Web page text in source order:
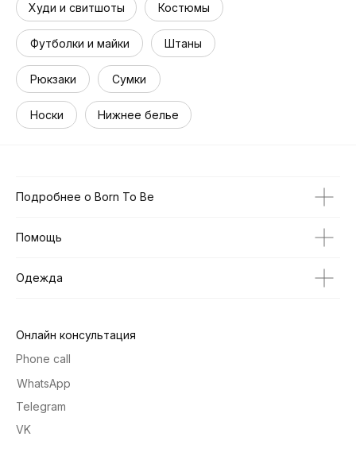
Худи и свитшоты
Футболки и майки Штаны
Костюмы
Рюкзаки Сумки
Носки Нижнее белье
Подробнее о Born To Be
Помощь
Одежда
Онлайн консультация
WhatsApp
Telegram
VK
Phone call